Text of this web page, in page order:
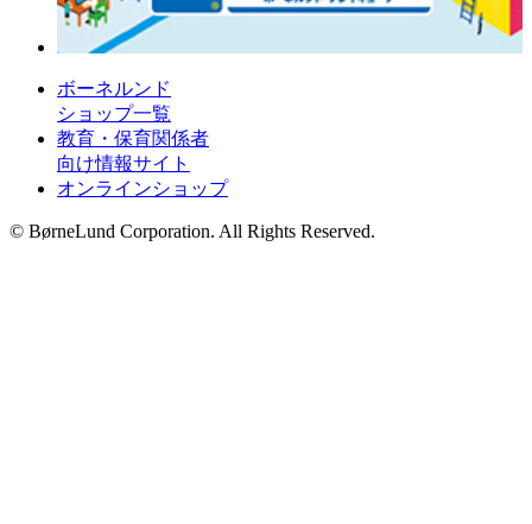
ボーネルンド
ショップ一覧
教育・保育関係者
向け情報サイト
オンラインショップ
© BørneLund Corporation. All Rights Reserved.